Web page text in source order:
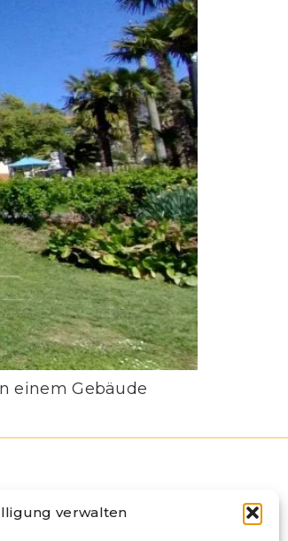
verwalten
einem Gebäude